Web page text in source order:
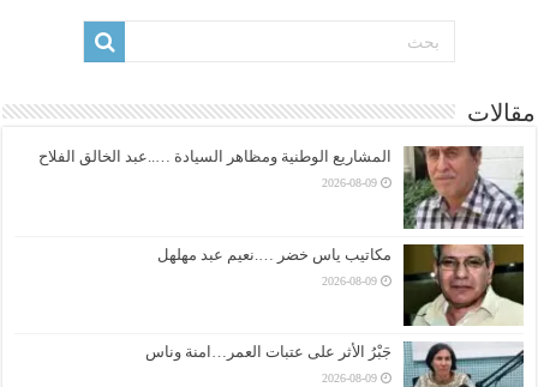
مقالات
المشاريع الوطنية ومظاهر السيادة …..عبد الخالق الفلاح
2026-08-09
مكاتيب ياس خضر ….نعيم عبد مهلهل
2026-08-09
جَبْرُ الأثر على عتبات العمر…امنة وناس
2026-08-09